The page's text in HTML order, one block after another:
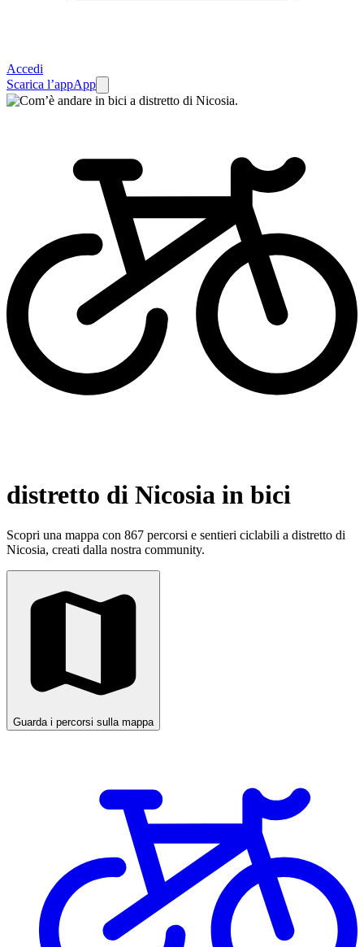
Accedi
Scarica l’appApp
distretto di Nicosia in bici
Scopri una mappa con 867 percorsi e sentieri ciclabili a distretto di
Nicosia, creati dalla nostra community.
Guarda i percorsi sulla mappa